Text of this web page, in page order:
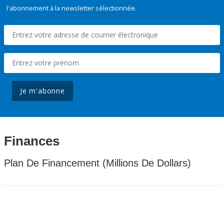
l'abonnement à la newsletter sélectionnée.
Je m'abonne
Finances
Plan De Financement (Millions De Dollars)